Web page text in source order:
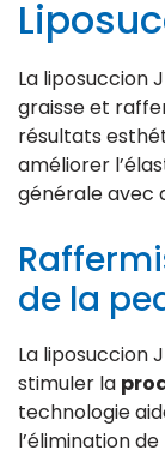
La liposuccion
graisse et
résultats
améliorer
générale avec
de la
La liposuccion
stimuler la
technologie
l’élimination de